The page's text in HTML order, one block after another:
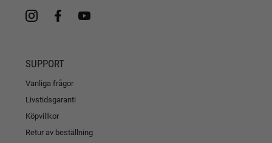
SUPPORT
Vanliga frågor
Livstidsgaranti
Köpvillkor
Retur av beställning